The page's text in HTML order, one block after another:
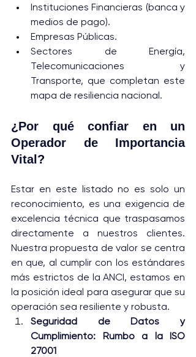
Instituciones Financieras (banca y
medios de pago).
Empresas Públicas.
Sectores de Energía,
Telecomunicaciones y
Transporte, que completan este
mapa de resiliencia nacional.
¿Por qué confiar en un
Operador de Importancia
Vital?
Estar en este listado no es solo un
reconocimiento, es una exigencia de
excelencia técnica que traspasamos
directamente a nuestros clientes.
Nuestra propuesta de valor se centra
en que, al cumplir con los estándares
más estrictos de la ANCI, estamos en
la posición ideal para asegurar que su
operación sea resiliente y robusta.
Seguridad de Datos y
Cumplimiento: Rumbo a la ISO
27001